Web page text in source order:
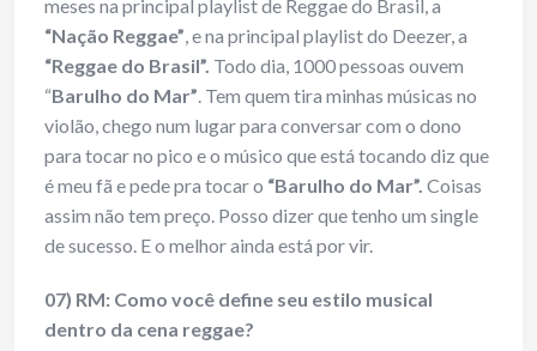
meses na principal playlist de Reggae do Brasil, a
“Nação Reggae”, e na principal playlist do Deezer, a
“Reggae do Brasil”. Todo dia, 1000 pessoas ouvem
“Barulho do Mar”. Tem quem tira minhas músicas no
violão, chego num lugar para conversar com o dono
para tocar no pico e o músico que está tocando diz que
é meu fã e pede pra tocar o “Barulho do Mar”. Coisas
assim não tem preço. Posso dizer que tenho um single
de sucesso. E o melhor ainda está por vir.
07) RM: Como você define seu estilo musical
dentro da cena reggae?